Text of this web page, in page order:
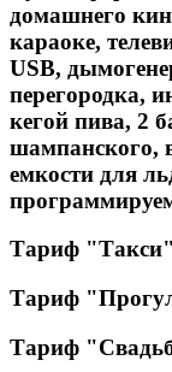
домашнего
караоке,
USB,
перегородка,
кегой пива, 2
шампанского,
емкости для
Тариф
Тариф
Тариф